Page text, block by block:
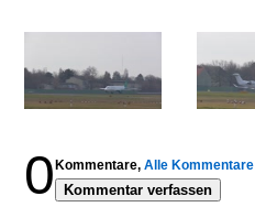
0 Kommentare, Alle Kommentare
Kommentar verfassen